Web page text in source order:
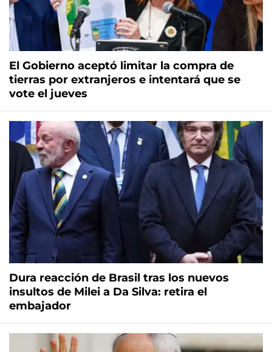
El Gobierno aceptó limitar la compra de
tierras por extranjeros e intentará que se
vote el jueves
Dura reacción de Brasil tras los nuevos
insultos de Milei a Da Silva: retira el
embajador